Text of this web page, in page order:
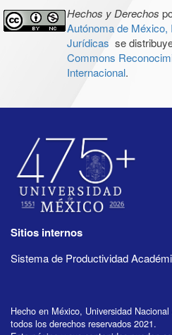
Hechos y Derechos
Autónoma de México,
Jurídicas se
Commons
Internacional.
Sitios internos
Sistema de Productividad
Hecho en México, Universidad
todos los derechos reservados 2021.